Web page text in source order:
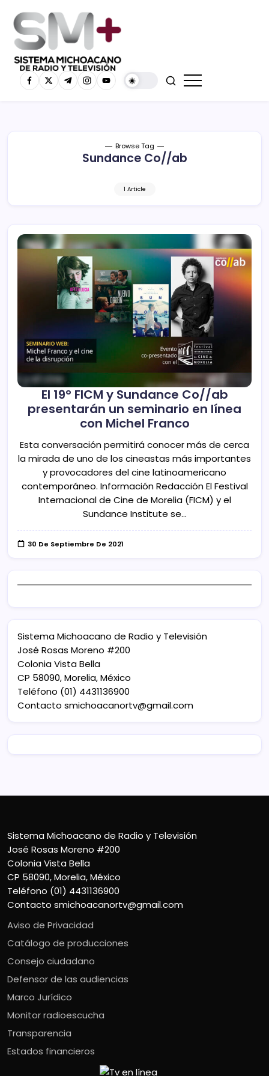
Browse Tag
Sundance Co//ab
1 Article
El 19° FICM y Sundance Co//ab
presentarán un seminario en línea
con Michel Franco
Esta conversación permitirá conocer más de cerca
la mirada de uno de los cineastas más importantes
y provocadores del cine latinoamericano
contemporáneo. Información Redacción El Festival
Internacional de Cine de Morelia (FICM) y el
Sundance Institute se…
30 De Septiembre De 2021
Sistema Michoacano de Radio y Televisión
José Rosas Moreno #200
Colonia Vista Bella
CP 58090, Morelia, México
Teléfono (01) 4431136900
Contacto smichoacanortv@gmail.com
Sistema Michoacano de Radio y Televisión
José Rosas Moreno #200
Colonia Vista Bella
CP 58090, Morelia, México
Teléfono (01) 4431136900
Contacto smichoacanortv@gmail.com
Aviso de Privacidad
Catálogo de producciones
Consejo ciudadano
Defensor de las audiencias
Marco Jurídico
Monitor radioescucha
Transparencia
Estados financieros